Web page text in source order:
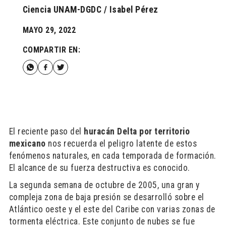
Ciencia UNAM-DGDC / Isabel Pérez
MAYO 29, 2022
COMPARTIR EN:
El reciente paso del huracán Delta por territorio
mexicano nos recuerda el peligro latente de estos
fenómenos naturales, en cada temporada de formación.
El alcance de su fuerza destructiva es conocido.
La segunda semana de octubre de 2005, una gran y
compleja zona de baja presión se desarrolló sobre el
Atlántico oeste y el este del Caribe con varias zonas de
tormenta eléctrica. Este conjunto de nubes se fue